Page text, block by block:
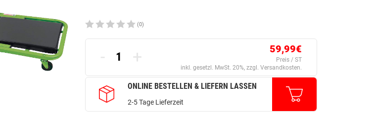
(0)
- + 59,99€
Preis / ST
inkl. gesetzl. MwSt. 20%, zzgl. Versandkosten.
ONLINE BESTELLEN & LIEFERN LASSEN
2-5 Tage Lieferzeit